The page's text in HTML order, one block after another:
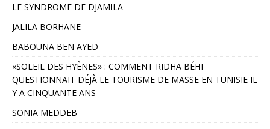
LE SYNDROME DE DJAMILA
JALILA BORHANE
BABOUNA BEN AYED
«SOLEIL DES HYÈNES» : COMMENT RIDHA BÉHI
QUESTIONNAIT DÉJÀ LE TOURISME DE MASSE EN TUNISIE IL
Y A CINQUANTE ANS
SONIA MEDDEB